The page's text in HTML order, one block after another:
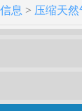
息 > 压缩天然